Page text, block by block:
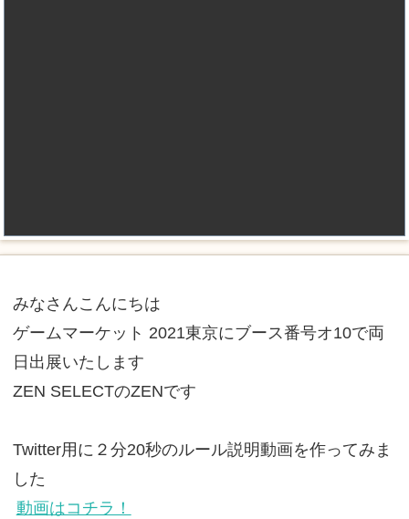
みなさんこんにちは
ゲームマーケット 2021東京にブース番号オ10で両
日出展いたします
ZEN SELECTのZENです
Twitter用に２分20秒のルール説明動画を作ってみま
した
動画はコチラ！